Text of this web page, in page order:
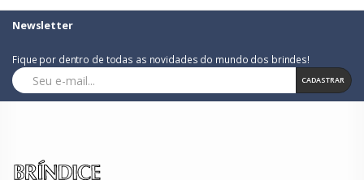
Newsletter
Fique por dentro de todas as novidades do mundo dos brindes!
CADASTRAR